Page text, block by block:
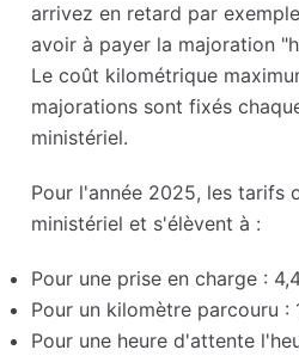
arrivez en retard par
avoir à payer la majoration
Le coût kilométrique
majorations sont fixés
ministériel.
Pour l'année 2025, les tarifs
ministériel et s'élèvent à :
Pour une prise en charge :
Pour un kilomètre parcouru :
Pour une heure d'attente